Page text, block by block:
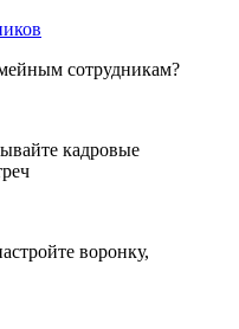
сотрудникам?
кадровые
воронку,